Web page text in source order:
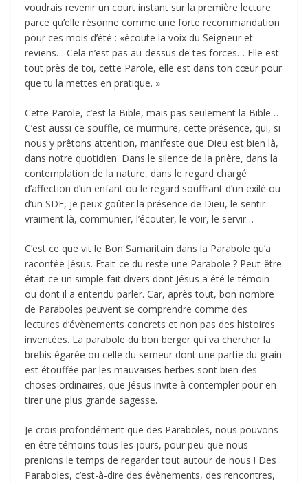
voudrais revenir un court instant sur la première lecture
parce qu’elle résonne comme une forte recommandation
pour ces mois d’été : «écoute la voix du Seigneur et
reviens… Cela n’est pas au-dessus de tes forces… Elle est
tout près de toi, cette Parole, elle est dans ton cœur pour
que tu la mettes en pratique. »
Cette Parole, c’est la Bible, mais pas seulement la Bible…
C’est aussi ce souffle, ce murmure, cette présence, qui, si
nous y prêtons attention, manifeste que Dieu est bien là,
dans notre quotidien. Dans le silence de la prière, dans la
contemplation de la nature, dans le regard chargé
d’affection d’un enfant ou le regard souffrant d’un exilé ou
d’un SDF, je peux goûter la présence de Dieu, le sentir
vraiment là, communier, l’écouter, le voir, le servir…
C’est ce que vit le Bon Samaritain dans la Parabole qu’a
racontée Jésus. Etait-ce du reste une Parabole ? Peut-être
était-ce un simple fait divers dont Jésus a été le témoin
ou dont il a entendu parler. Car, après tout, bon nombre
de Paraboles peuvent se comprendre comme des
lectures d’évènements concrets et non pas des histoires
inventées. La parabole du bon berger qui va chercher la
brebis égarée ou celle du semeur dont une partie du grain
est étouffée par les mauvaises herbes sont bien des
choses ordinaires, que Jésus invite à contempler pour en
tirer une plus grande sagesse.
Je crois profondément que des Paraboles, nous pouvons
en être témoins tous les jours, pour peu que nous
prenions le temps de regarder tout autour de nous ! Des
Paraboles, c’est-à-dire des évènements, des rencontres,